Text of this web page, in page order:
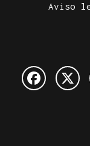
Aviso